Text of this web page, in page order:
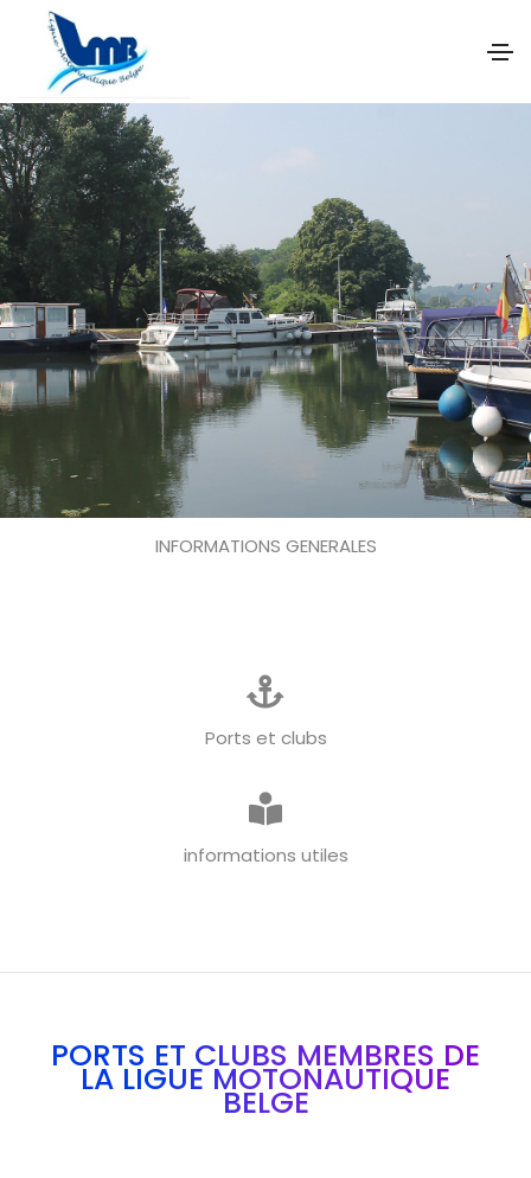
INFORMATIONS GENERALES
Ports et clubs
informations utiles
PORTS ET CLUBS MEMBRES DE
LA LIGUE MOTONAUTIQUE
BELGE